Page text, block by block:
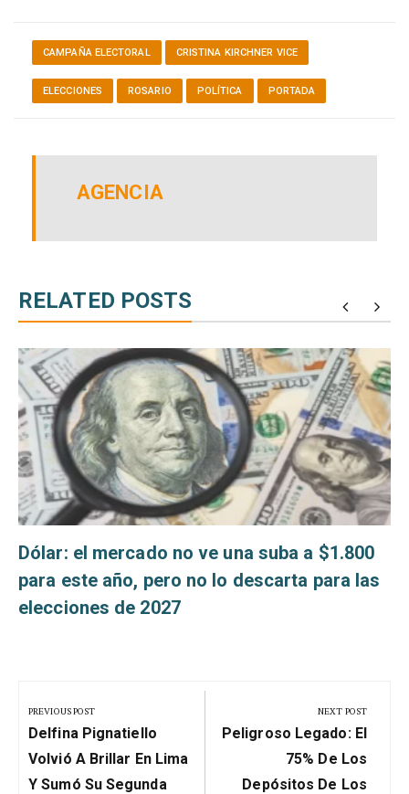
CAMPAÑA ELECTORAL CRISTINA KIRCHNER VICE
ELECCIONES ROSARIO POLÍTICA PORTADA
AGENCIA
RELATED POSTS
Dólar: el mercado no ve una suba a $1.800
para este año, pero no lo descarta para las
elecciones de 2027
de
entradas
PREVIOUS POST
Previous
Post:
Delfina Pignatiello
Volvió A Brillar En Lima
Y Sumó Su Segunda
NEXT POST
Next
Peligroso Legado: El
75% De Los
Depósitos De Los